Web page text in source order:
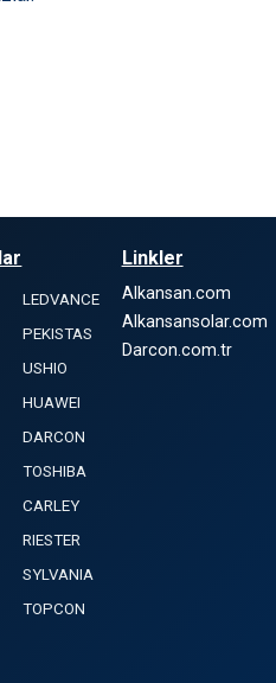
LEDVANCE
PEKISTAS
USHIO
HUAWEI
DARCON
TOSHIBA
CARLEY
RIESTER
SYLVANIA
TOPCON
Linkler
Alkansan.com
Alkansansolar.com
Darcon.com.tr